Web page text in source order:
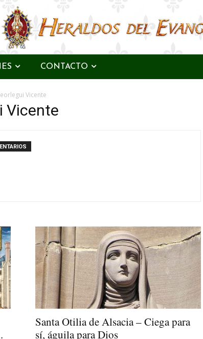
CONTACTO
Vicente
Vicente
Santa Otilia de Alsacia – Ciega para
sí, águila para Dios